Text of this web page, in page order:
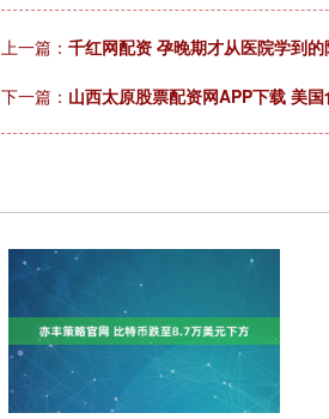
上一篇： 千红网配资 孕晚期才从医院学到
下一篇： 山西太原股票配资网APP下载 美